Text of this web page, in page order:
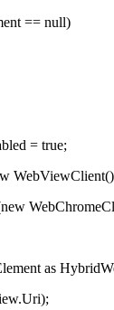
== null)
= true;
as